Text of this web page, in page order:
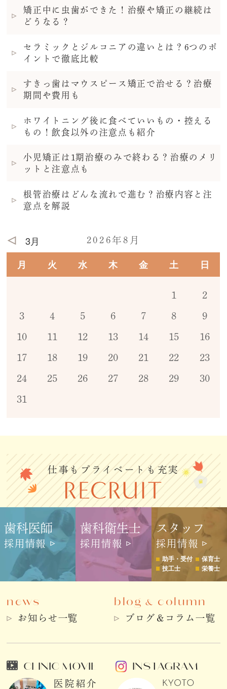
矯正中に虫歯ができた！治療や矯正の継続は
どうなる？
セラミックとジルコニアの違いとは？6つのポ
イントで徹底比較
すきっ歯はマウスピース矯正で治せる？治療
期間や費用も
ホワイトニング後に食べていいもの・控える
もの！飲食以外の注意点も紹介
小児矯正は1期治療のみで終わる？治療のメリ
ットと注意点も
根管治療はどんな流れで進む？治療内容と注
意点を解説
2026年8月
月 火 水 木 金 土 日
3月
1 2
3 4 5 6 7 8 9
10 11 12 13 14 15 16
17 18 19 20 21 22 23
24 25 26 27 28 29 30
31
仕事もプライベートも充実
歯科医師
採用情報
歯科衛生士
採用情報
スタッフ
採用情報
助手・受付
保育士
技工士
栄養士
news
お知らせ一覧
blog& column
ブログ＆コラム一覧
CLINIC MOVIE
医院紹介
INSTAGRAM